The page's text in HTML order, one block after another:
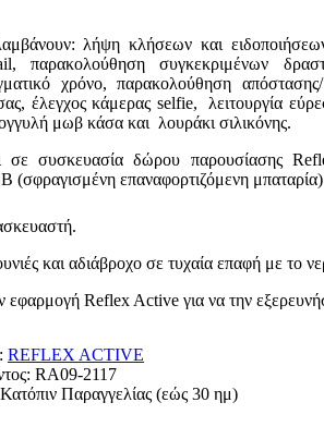
λήψη κλήσεων και
παρακολούθηση συγκεκριμένων
χρόνο, παρακολούθηση
έλεγχος κάμερας selfie, λειτουργία
μωβ κάσα και λουράκι σιλικόνης.
σε συσκευασία δώρου παρουσίασης
(σφραγισμένη επαναφορτιζόμενη
και αδιάβροχο σε τυχαία επαφή με το
Reflex Active για να την
REFLEX ACTIVE
RA09-2117
Κατόπιν Παραγγελίας (εώς 30 ημ)